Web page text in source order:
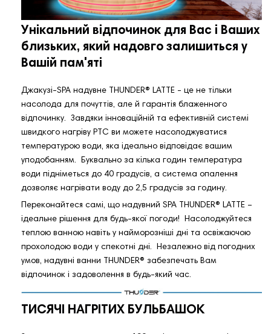
Унікальний відпочинок для Вас і Ваших
близьких, який надовго залишиться у
Вашій пам'яті
Джакузі-SPA надувне THUNDER®️ LATTE - це не тільки
насолода для почуттів, але й гарантія блаженного
відпочинку. Завдяки інноваційній та ефективній системі
швидкого нагріву PTC ви можете насолоджуватися
температурою води, яка ідеально відповідає вашим
уподобанням. Буквально за кілька годин температура
води підніметься до 40 градусів, а система опалення
дозволяє нагрівати воду до 2,5 градусів за годину.
Переконайтеся самі, що надувний SPA THUNDER®️ LATTE –
ідеальне рішення для будь-якої погоди! Насолоджуйтеся
теплою ванною навіть у найморозніші дні та освіжаючою
прохолодою води у спекотні дні. Незалежно від погодних
умов, надувні ванни THUNDER®️ забезпечать Вам
відпочинок і задоволення в будь-який час.
ТИСЯЧІ НАГРІТИХ БУЛЬБАШОК